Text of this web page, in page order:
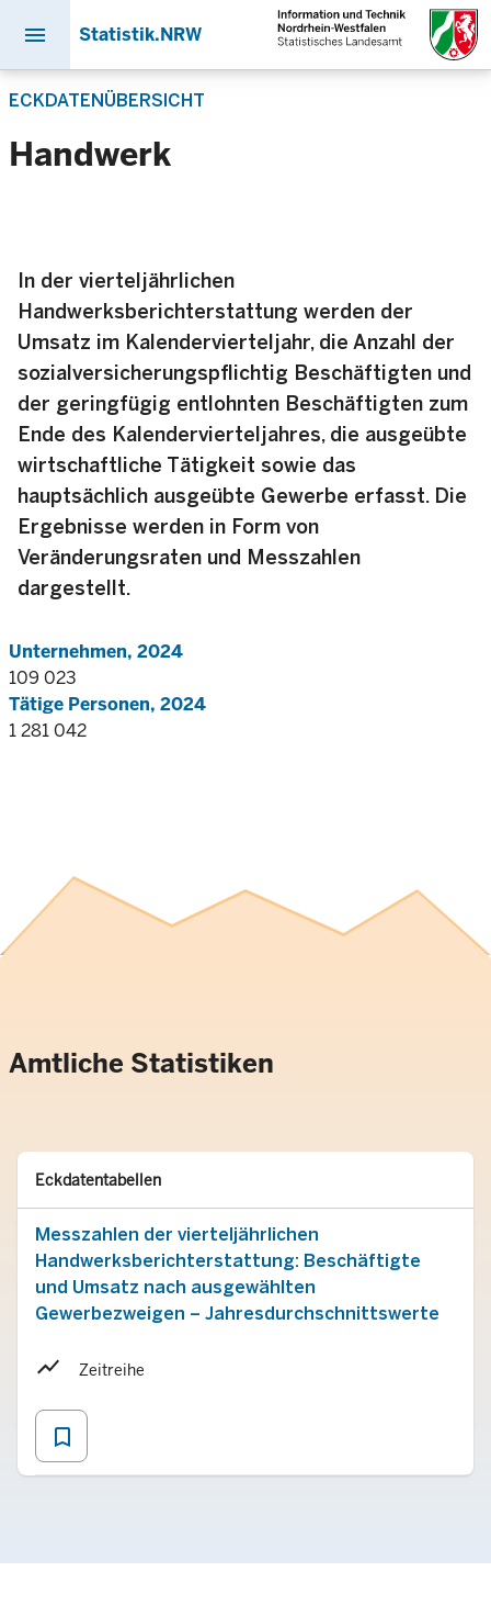
zum
menu Statistik.NRW
ECKDATENÜBERSICHT
Handwerk
In der vierteljährlichen
Handwerksberichterstattung werden der
Umsatz im Kalendervierteljahr, die Anzahl der
sozialversicherungspflichtig Beschäftigten und
der geringfügig entlohnten Beschäftigten zum
Ende des Kalendervierteljahres, die ausgeübte
wirtschaftliche Tätigkeit sowie das
hauptsächlich ausgeübte Gewerbe erfasst. Die
Ergebnisse werden in Form von
Veränderungsraten und Messzahlen
dargestellt.
Unternehmen, 2024
109 023
Tätige Personen, 2024
1 281 042
Amtliche Statistiken
Eckdatentabellen
Typ
Merken
Messzahlen der vierteljährlichen
Handwerksberichterstattung: Beschäftigte
und Umsatz nach ausgewählten
Gewerbezweigen – Jahresdurchschnittswerte
Zeitreihe
bookmark_border